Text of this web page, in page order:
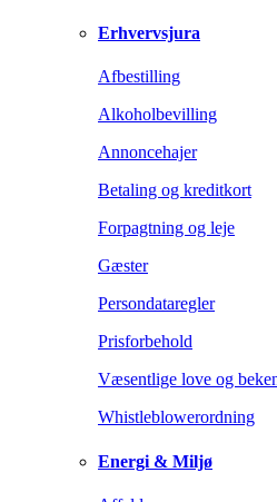
Erhvervsjura
Afbestilling
Alkoholbevilling
Annoncehajer
Betaling og kreditkort
Forpagtning og leje
Gæster
Persondataregler
Prisforbehold
Væsentlige love og
Whistleblowerordning
Energi & Miljø